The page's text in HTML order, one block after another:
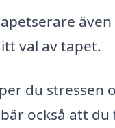
val av tapet.
du stressen
också att